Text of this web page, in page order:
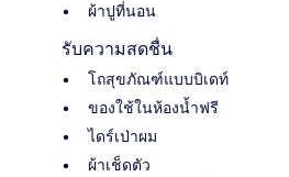
ผ้าปูที่นอน
รับความสดชื่น
โถสุขภัณฑ์แบบบิเดท์
ของใช้ในห้องน้ำฟรี
ไดร์เป่าผม
ผ้าเช็ดตัว